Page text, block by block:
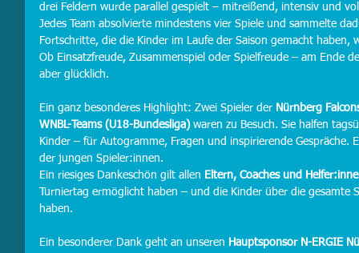
drei Feldern wurde parallel gespielt – mitreißend, intensiv und
Jedes Team absolvierte mindestens vier Spiele und sammelte
Fortschritte, die die Kinder im Laufe der Saison gemacht haben,
Ob Einsatzfreude, Zusammenspiel oder Spielfreude – am Ende
aber glücklich.
Ein ganz besonderes Highlight: Zwei Spieler der Nürnberg
WNBL-Teams (U18-Bundesliga) waren zu Besuch. Sie halfen
Kinder – für Autogramme, Fragen und inspirierende Gespräche.
der jungen Spieler:innen.
Ein riesiges Dankeschön gilt allen Eltern, Coaches und
Turniertag ermöglicht haben – und die Kinder über die
haben.
Ein besonderer Dank geht an unseren Hauptsponsor N-ERGIE